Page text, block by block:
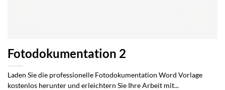
Fotodokumentation 2
Laden Sie die professionelle Fotodokumentation Word Vorlage
kostenlos herunter und erleichtern Sie Ihre Arbeit mit...